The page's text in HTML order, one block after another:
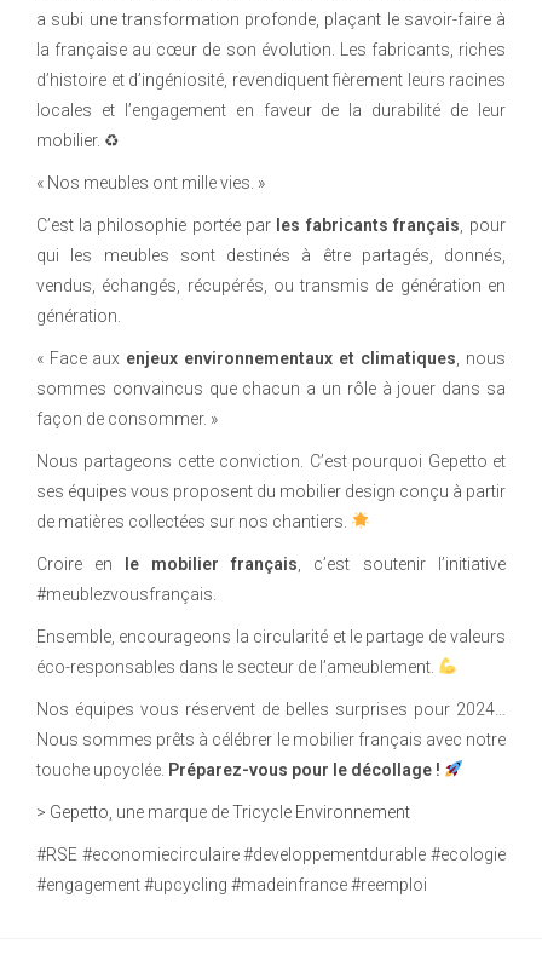
a subi une transformation profonde, plaçant le savoir-faire à
la française au cœur de son évolution. Les fabricants, riches
d’histoire et d’ingéniosité, revendiquent fièrement leurs racines
locales et l’engagement en faveur de la durabilité de leur
mobilier. ♻
« Nos meubles ont mille vies. »
C’est la philosophie portée par les fabricants français , pour
qui les meubles sont destinés à être partagés, donnés,
vendus, échangés, récupérés, ou transmis de génération en
génération.
« Face aux enjeux environnementaux et climatiques , nous
sommes convaincus que chacun a un rôle à jouer dans sa
façon de consommer. »
Nous partageons cette conviction. C’est pourquoi Gepetto et
ses équipes vous proposent du mobilier design conçu à partir
de matières collectées sur nos chantiers.
Croire en le mobilier français , c’est soutenir l’initiative
#meublezvousfrançais.
Ensemble, encourageons la circularité et le partage de valeurs
éco-responsables dans le secteur de l’ameublement.
Nos équipes vous réservent de belles surprises pour 2024…
Nous sommes prêts à célébrer le mobilier français avec notre
touche upcyclée. Préparez-vous pour le décollage !
> Gepetto , une marque deTricycle Environnement
#RSE #economiecirculaire #developpementdurable #ecologie
#engagement #upcycling #madeinfrance #reemploi